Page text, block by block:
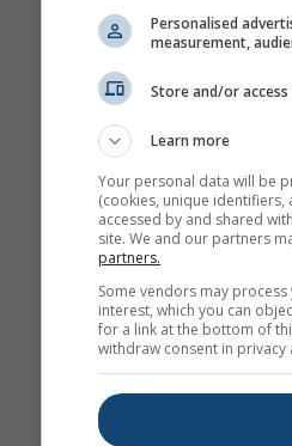
Personalised
measurement,
Store and/or
Learn more
Your personal data will be
(cookies, unique
accessed by and shared
site. We and our partners
partners.
Some vendors may
interest, which you can
for a link at the bottom of
withdraw consent in privacy